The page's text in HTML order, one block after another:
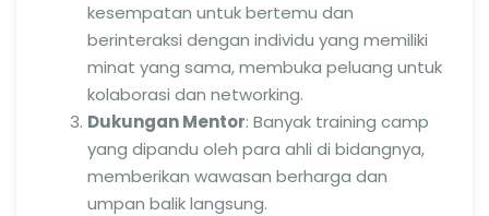
kesempatan untuk bertemu dan
berinteraksi dengan individu yang memiliki
minat yang sama, membuka peluang untuk
kolaborasi dan networking.
Dukungan Mentor: Banyak training camp
yang dipandu oleh para ahli di bidangnya,
memberikan wawasan berharga dan
umpan balik langsung.